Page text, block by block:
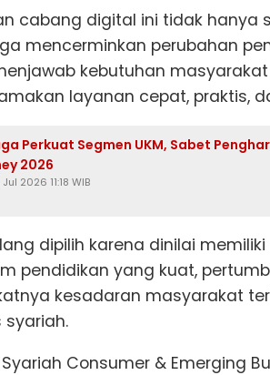
cabang digital ini tidak hanya
mencerminkan perubahan
kebutuhan
layanan cepat, praktis,
Perkuat Segmen UKM, Sabet
2026
2026 11:18 WIB
dipilih karena dinilai
pendidikan yang kuat,
kesadaran masyarakat
syariah.
Consumer & Emerging